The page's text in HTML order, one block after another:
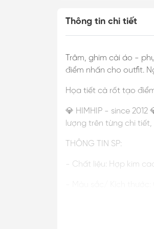
Thông tin chi tiết
Trâm, ghim cài áo -
điểm nhấn cho outfit.
Họa tiết cà rốt tạo
💎 HIMHIP - since
lượng trên từng chi
THÔNG TIN SP:
- Chất liệu: Hợp kim